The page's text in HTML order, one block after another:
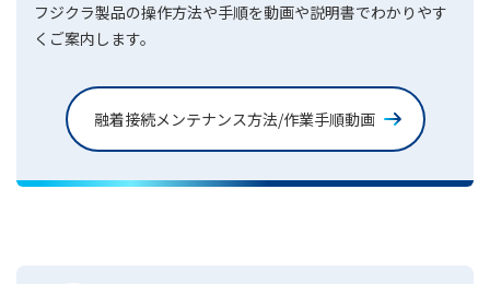
フジクラ製品の操作方法や手順を動画や説明書でわかりやす
くご案内します。
融着接続メンテナンス方法/作業手順動画